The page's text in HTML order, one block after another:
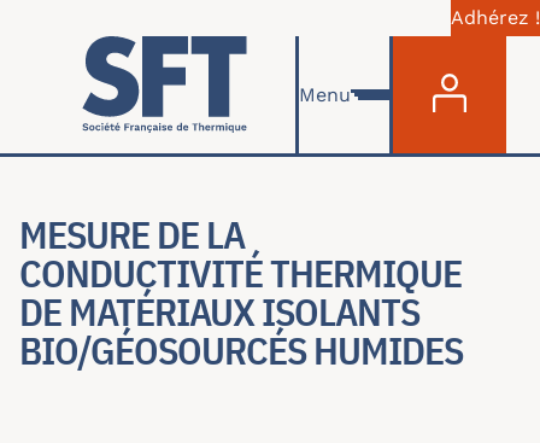
Aller au contenu principal
Adhérez !
Menu
MESURE DE LA
CONDUCTIVITÉ THERMIQUE
DE MATÉRIAUX ISOLANTS
BIO/GÉOSOURCÉS HUMIDES